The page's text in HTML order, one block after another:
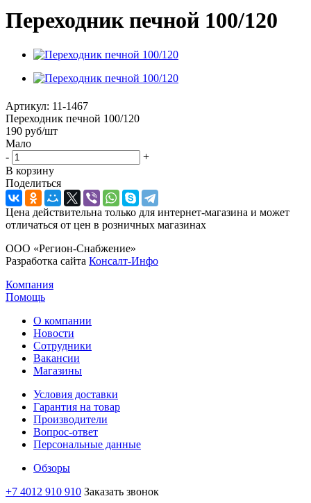
Переходник печной 100/120
Артикул: 11-1467
Переходник печной 100/120
190 руб/шт
Мало
-
+
В корзину
Поделиться
Цена действительна только для интернет-магазина и может
отличаться от цен в розничных магазинах
ООО «Регион-Снабжение»
Разработка сайта Консалт-Инфо
Компания
Помощь
О компании
Новости
Сотрудники
Вакансии
Магазины
Условия доставки
Гарантия на товар
Производители
Вопрос-ответ
Персональные данные
Обзоры
+7 4012 910 910 Заказать звонок